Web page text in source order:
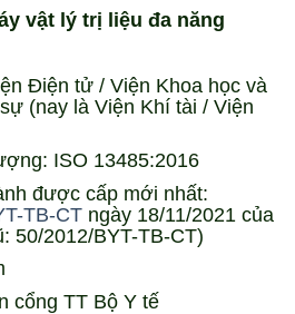
vật lý trị liệu đa năng
Điện tử / Viện Khoa học và
(nay là Viện Khí tài / Viện
ISO 13485:2016
được cấp mới nhất:
TB-CTngày 18/11/2021 của
50/2012/BYT-TB-CT)
cổng TT Bộ Y tế